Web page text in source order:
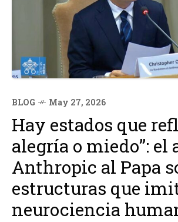
BLOG May 27, 2026
Hay estados que
alegría o miedo”: el
Anthropic al Papa
estructuras que
neurociencia